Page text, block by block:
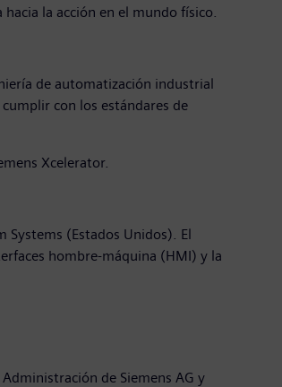
la acción en el mundo físico.
de automatización industrial
con los estándares de
Xcelerator.
Systems (Estados Unidos). El
hombre-máquina (HMI) y la
de Siemens AG y